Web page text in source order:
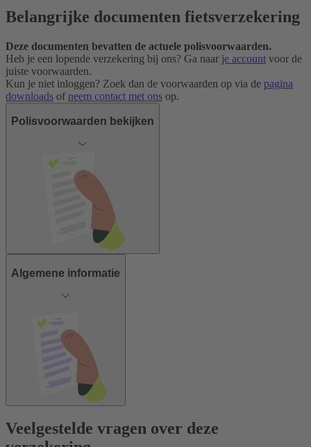
Belangrijke documenten fiets­verzekering
Deze documenten bevatten de actuele polisvoorwaarden.
Heb je een lopende verzekering bij ons? Ga naar je account voor de
juiste voorwaarden.
Kun je niet inloggen? Zoek dan de voorwaarden op via de pagina
downloads of neem contact met ons op.
Polisvoorwaarden bekijken
Algemene informatie
Veelgestelde vragen over deze